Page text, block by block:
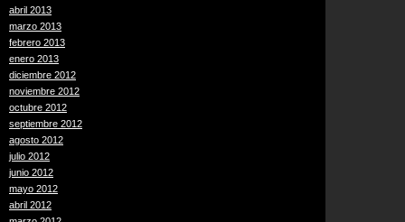
abril 2013
marzo 2013
febrero 2013
enero 2013
diciembre 2012
noviembre 2012
octubre 2012
septiembre 2012
agosto 2012
julio 2012
junio 2012
mayo 2012
abril 2012